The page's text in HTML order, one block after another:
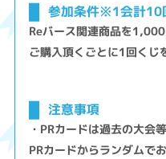
参加条件※1会計10
Reバース関連商品を1,000
ご購入頂くごとに1回くじ
注意事項
・PRカードは過去の大会
PRカードからランダムで